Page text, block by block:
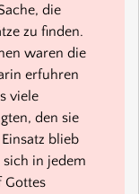
die
zu finden.
waren die
erfuhren
viele
den sie
blieb
in jedem
Gottes